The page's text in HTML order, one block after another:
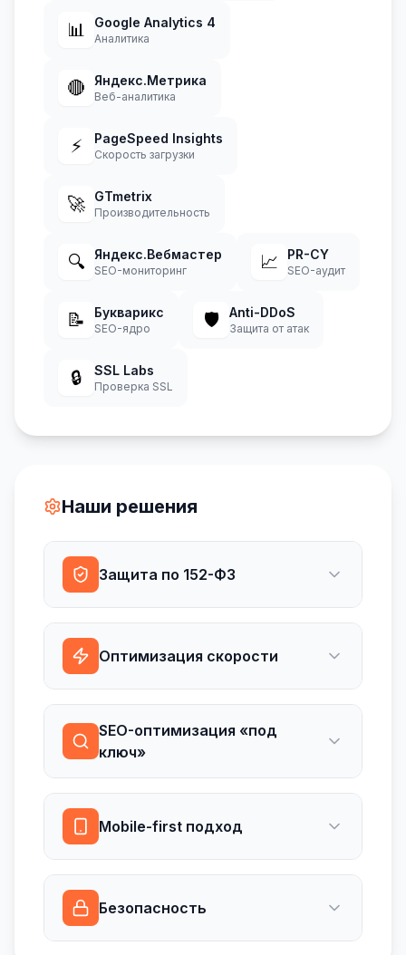
📊 Google Analytics 4
Аналитика
🔴 Яндекс.Метрика
Веб-аналитика
⚡ PageSpeed Insights
Скорость загрузки
🚀 GTmetrix
Производительность
🔍 Яндекс.Вебмастер
SEO-мониторинг 📈 PR-CY
SEO-аудит
📝 Букварикс
SEO-ядро 🛡️ Anti-DDoS
Защита от атак
🔒 SSL Labs
Проверка SSL
Наши решения
Защита по 152-ФЗ
Оптимизация скорости
SEO-оптимизация «под
ключ»
Mobile-first подход
Безопасность